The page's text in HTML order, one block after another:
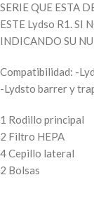
SERIE QUE ESTA
ESTE Lydso R1. SI
INDICANDO SU
Compatibilidad: -
-Lydsto barrer y
1 Rodillo principal
2 Filtro HEPA
4 Cepillo lateral
2 Bolsas